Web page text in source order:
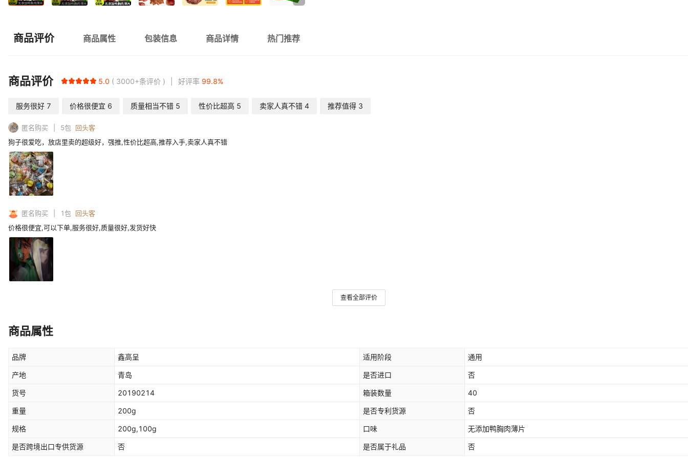
商品评价 商品属性 包装信息 商品详情 热门推荐
商品评价 5.0 3000+条评价 好评率 99.8%
服务很好 7 价格很便宜 6 质量相当不错 5 性价比超高 5 卖家人真不错 4 推荐值得 3
匿名购买 5包
回头客
狗子很爱吃，放店里卖的超级好，强推,性价比超高,推荐入手,卖家人真不错
匿名购买 1包
回头客
价格很便宜,可以下单,服务很好,质量很好,发货好快
查看全部评价
商品属性
品牌 鑫高呈 适用阶段 通用
产地 青岛 是否进口 否
货号 20190214 箱装数量 40
重量 200g 是否专利货源 否
规格 200g,100g 口味 无添加鸭胸肉薄片
是否跨境出口专供货源 否 是否属于礼品 否